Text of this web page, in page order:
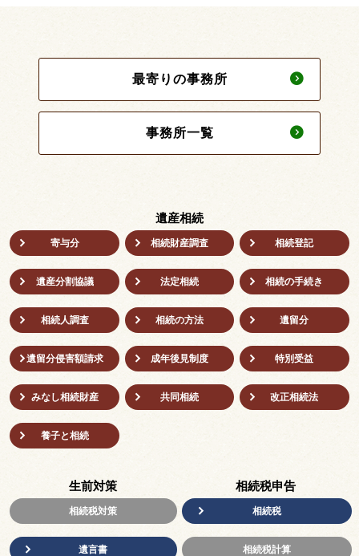
最寄りの事務所
事務所一覧
遺産相続
寄与分 相続財産調査 相続登記
遺産分割協議 法定相続 相続の⼿続き
相続人調査 相続の方法 遺留分
遺留分侵害額請求 成年後⾒制度 特別受益
みなし相続財産 共同相続 改正相続法
養子と相続
生前対策
相続税対策
遺言書
相続税申告
相続税
相続税計算